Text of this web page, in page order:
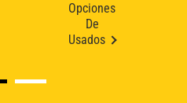
Opciones
De
Usados